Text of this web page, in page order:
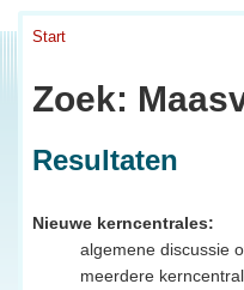
Start
Zoek:
Resultaten
Nieuwe kerncentrales:
algemene discussie
meerdere